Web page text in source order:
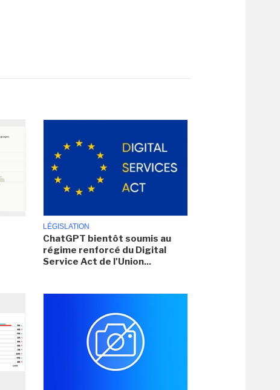
LÉGISLATION
ChatGPT bientôt soumis au
régime renforcé du Digital
Service Act de l'Union...